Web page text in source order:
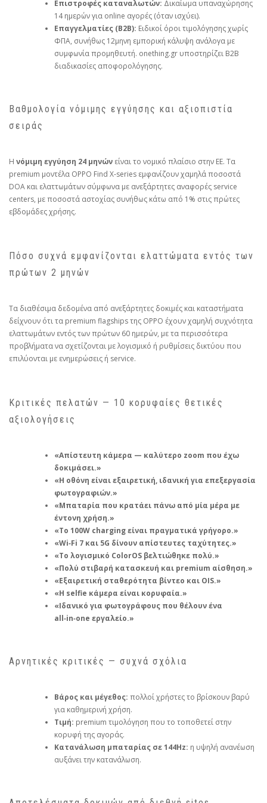
Επιστροφές καταναλωτών: Δικαίωμα υπαναχώρησης
14 ημερών για online αγορές (όταν ισχύει).
Επαγγελματίες (B2B): Ειδικοί όροι τιμολόγησης χωρίς
ΦΠΑ, συνήθως 12μηνη εμπορική κάλυψη ανάλογα με
συμφωνία προμηθευτή. onething.gr υποστηρίζει B2B
διαδικασίες αποφορολόγησης.
Βαθμολογία νόμιμης εγγύησης και αξιοπιστία
σειράς
Η νόμιμη εγγύηση 24 μηνών είναι το νομικό πλαίσιο στην ΕΕ. Τα
premium μοντέλα OPPO Find X‑series εμφανίζουν χαμηλά ποσοστά
DOA και ελαττωμάτων σύμφωνα με ανεξάρτητες αναφορές service
centers, με ποσοστά αστοχίας συνήθως κάτω από 1% στις πρώτες
εβδομάδες χρήσης.
Πόσο συχνά εμφανίζονται ελαττώματα εντός των
πρώτων 2 μηνών
Τα διαθέσιμα δεδομένα από ανεξάρτητες δοκιμές και καταστήματα
δείχνουν ότι τα premium flagships της OPPO έχουν χαμηλή συχνότητα
ελαττωμάτων εντός των πρώτων 60 ημερών, με τα περισσότερα
προβλήματα να σχετίζονται με λογισμικό ή ρυθμίσεις δικτύου που
επιλύονται με ενημερώσεις ή service.
Κριτικές πελατών — 10 κορυφαίες θετικές
αξιολογήσεις
«Απίστευτη κάμερα — καλύτερο zoom που έχω
δοκιμάσει.»
«Η οθόνη είναι εξαιρετική, ιδανική για επεξεργασία
φωτογραφιών.»
«Μπαταρία που κρατάει πάνω από μία μέρα με
έντονη χρήση.»
«Το 100W charging είναι πραγματικά γρήγορο.»
«Wi‑Fi 7 και 5G δίνουν απίστευτες ταχύτητες.»
«Το λογισμικό ColorOS βελτιώθηκε πολύ.»
«Πολύ στιβαρή κατασκευή και premium αίσθηση.»
«Εξαιρετική σταθερότητα βίντεο και OIS.»
«Η selfie κάμερα είναι κορυφαία.»
«Ιδανικό για φωτογράφους που θέλουν ένα
all‑in‑one εργαλείο.»
Αρνητικές κριτικές — συχνά σχόλια
Βάρος και μέγεθος: πολλοί χρήστες το βρίσκουν βαρύ
για καθημερινή χρήση.
Τιμή: premium τιμολόγηση που το τοποθετεί στην
κορυφή της αγοράς.
Κατανάλωση μπαταρίας σε 144Hz: η υψηλή ανανέωση
αυξάνει την κατανάλωση.